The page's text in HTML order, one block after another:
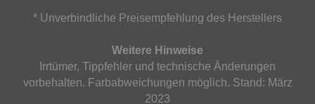
* Unverbindliche Preisempfehlung des Herstellers
Weitere Hinweise
Irrtümer, Tippfehler und technische Änderungen
vorbehalten. Farbabweichungen möglich. Stand: März
2023